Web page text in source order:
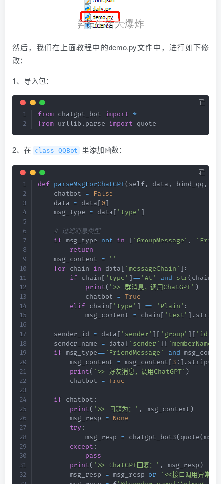
然后，我们在上面教程中的demo.py文件中，进行如下修
改：
1、导入包：
from chatgpt_bot import *
from urllib . parse import quote
2、在 class QQBot 里添加函数：
def parseMsgForChatGPT(self, data , bind_qq ,
    chatbot
=
False
    data
= data[0]
    msg_type
= data[ 'type' ]
# 过滤消息类型
if msg_type not in [ 'GroupMessage' ,
return
    msg_content
=
''
for chain in data[ 'messageChain' ] :
if chain[ 'type' ]== 'At' and str(chain
print( '>> 群消息，调用ChatGPT' )
            chatbot
= True
elif chain[ 'type' ] == 'Plain' :
            msg_content
= chain[ 'text' ] . strip
    sender_id
= data[ 'sender' ] [ 'group' ] [ 'id'
    sender_name
= data[ 'sender' ] [ 'memberName'
if msg_type== 'FriendMessage' and
        msg_content
= msg_content[3 : ] . strip(
print( '>> 好友消息，调用ChatGPT' )
        chatbot
= True
if chatbot :
print( '>> 问题为：' , msg_content)
        msg_resp
=
None
try :
            msg_resp
= chatgpt_bot3(quote(
except :
pass
print( '>> ChatGPT回复：' , msg_resp)
        msg_resp
= msg_resp or
'<<接口调用异常，